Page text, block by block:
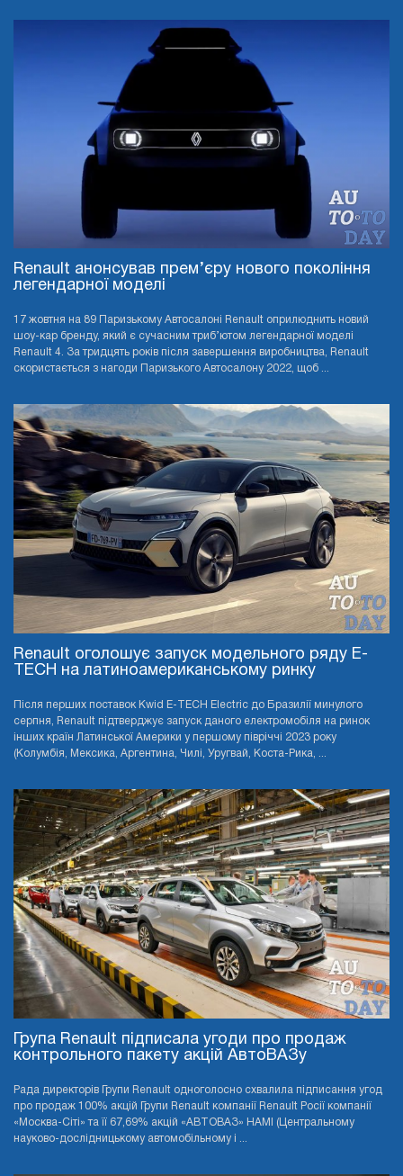
Renault анонсував прем’єру нового покоління
легендарної моделі
17 жовтня на 89 Паризькому Автосалоні Renault оприлюднить новий
шоу-кар бренду, який є сучасним триб’ютом легендарної моделі
Renault 4. За тридцять років після завершення виробництва, Renault
скористається з нагоди Паризького Автосалону 2022, щоб ...
Renault оголошує запуск модельного ряду E-
TECH на латиноамериканському ринку
Після перших поставок Kwid E-TECH Electric до Бразилії минулого
серпня, Renault підтверджує запуск даного електромобіля на ринок
інших країн Латинської Америки у першому півріччі 2023 року
(Колумбія, Мексика, Аргентина, Чилі, Уругвай, Коста-Рика, ...
Група Renault підписала угоди про продаж
контрольного пакету акцій АвтоВАЗу
Рада директорів Групи Renault одноголосно схвалила підписання угод
про продаж 100% акцій Групи Renault компанії Renault Росії компанії
«Москва-Сіті» та її 67,69% акцій «АВТОВАЗ» НАМІ (Центральному
науково-дослідницькому автомобільному і ...